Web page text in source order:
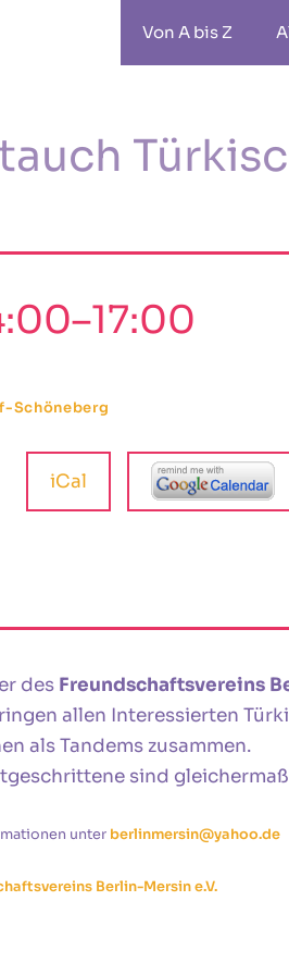
Von A bis Z
Schöneberg
iCal
des Freundschaftsvereins
allen Interessierten
als Tandems zusammen.
sind
unter berlinmersin@yahoo.de
Berlin-Mersin e.V.